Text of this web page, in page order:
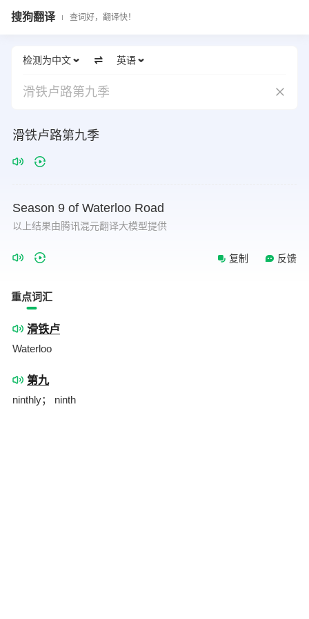
搜狗翻译 查词好，翻译快！
检测为中文 英语
滑铁卢路第九季
滑铁卢路第九季
Season 9 of Waterloo Road
以上结果由腾讯混元翻译大模型提供
复制 反馈
重点词汇
滑铁卢
Waterloo
第九
ninthly； ninth